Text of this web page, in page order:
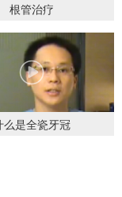
根管治疗
么是全瓷牙冠